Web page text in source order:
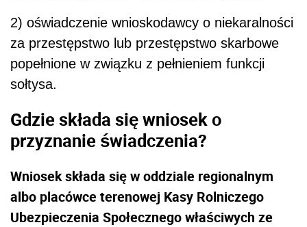
2) oświadczenie wnioskodawcy o niekaralności
za przestępstwo lub przestępstwo skarbowe
popełnione w związku z pełnieniem funkcji
sołtysa.
Gdzie składa się wniosek o
przyznanie świadczenia?
Wniosek składa się w oddziale regionalnym
albo placówce terenowej Kasy Rolniczego
Ubezpieczenia Społecznego właściwych ze